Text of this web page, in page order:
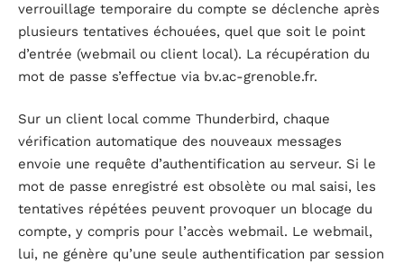
verrouillage temporaire du compte se déclenche après
plusieurs tentatives échouées, quel que soit le point
d’entrée (webmail ou client local). La récupération du
mot de passe s’effectue via bv.ac-grenoble.fr.
Sur un client local comme Thunderbird, chaque
vérification automatique des nouveaux messages
envoie une requête d’authentification au serveur. Si le
mot de passe enregistré est obsolète ou mal saisi, les
tentatives répétées peuvent provoquer un blocage du
compte, y compris pour l’accès webmail. Le webmail,
lui, ne génère qu’une seule authentification par session